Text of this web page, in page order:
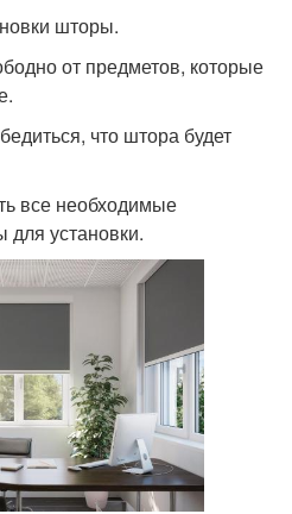
шторы.
от предметов, которые
что штора будет
все необходимые
установки.